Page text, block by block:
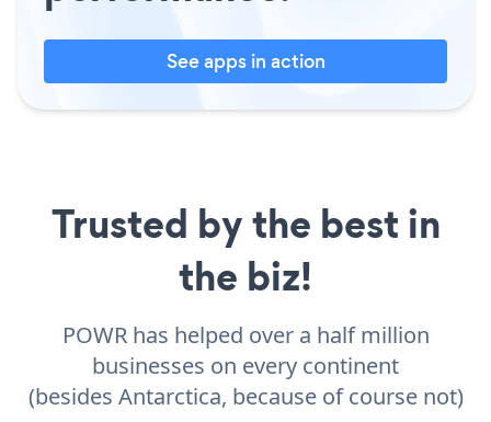
See apps in action
Trusted by the best in
the biz!
POWR has helped over a half million
businesses on every continent
(besides Antarctica, because of course not)